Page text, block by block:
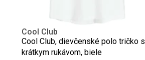
Cool Club
Cool Club, dievčenské polo tričko s
krátkym rukávom, biele